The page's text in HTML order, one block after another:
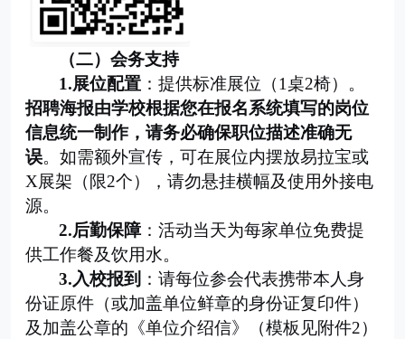
（二）会务支持
1.展位配置 ：提供标准展位（1桌2椅） 。
招聘海报由学校根据您在报名系统填写的岗位
信息统一制作，请务必确保职位描述准确无
误。如需额外宣传，可在展位内摆放易拉宝或
X展架（限2个），请勿悬挂横幅及使用外接电
源。
2.后勤保障：活动当天为每家单位免费提
供工作餐及饮用水。
3.入校报到 ：请每位参会代表携带本人身
份证原件（或加盖单位鲜章的身份证复印件）
及加盖公章的《单位介绍信》（模板见附件2）